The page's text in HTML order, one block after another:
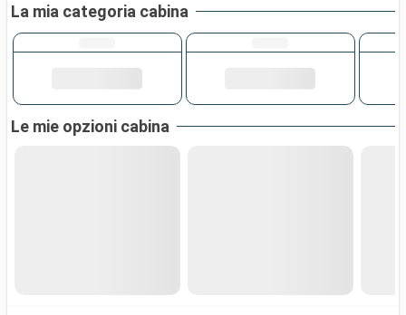
La mia categoria cabina
Le mie opzioni cabina